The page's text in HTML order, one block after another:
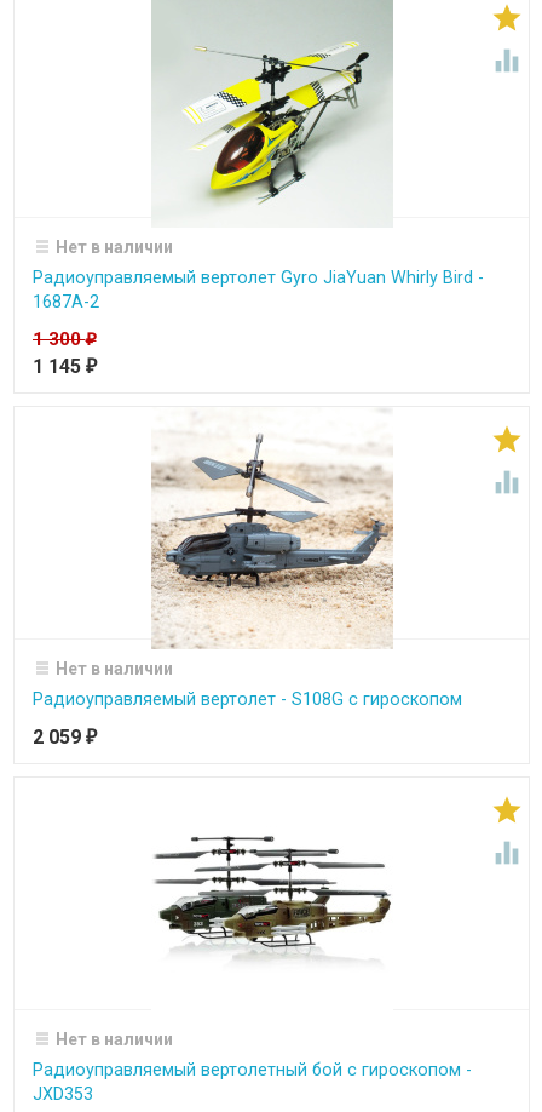


Нет в наличии
Радиоуправляемый вертолет Gyro JiaYuan Whirly Bird -
1687A-2
1 300₽
1 145 ₽


Нет в наличии
Радиоуправляемый вертолет - S108G с гироскопом
2 059 ₽


Нет в наличии
Радиоуправляемый вертолетный бой с гироскопом -
JXD353